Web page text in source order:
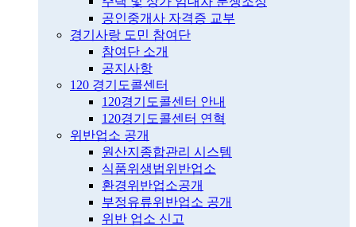
공인중개사 자격증 교부
경기사랑 도민 참여단
참여단 소개
공지사항
120 경기도콜센터
120경기도콜센터 안내
120경기도콜센터 연혁
위반업소 공개
원산지종합관리 시스템
식품위생법위반업소
환경위반업소공개
부정유류위반업소 공개
위반 업소 신고